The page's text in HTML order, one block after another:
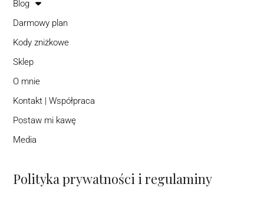
Blog
Darmowy plan
Kody zniżkowe
Sklep
O mnie
Kontakt | Współpraca
Postaw mi kawę
Media
Polityka prywatności i regulaminy